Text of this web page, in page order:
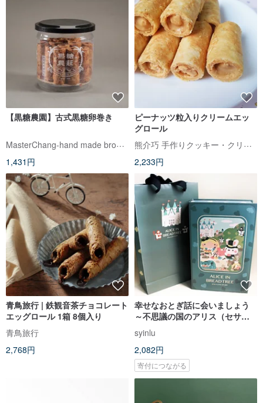
【黒糖農園】古式黒糖卵巻き
MasterChang-hand made brownsugar
1,431円
ピーナッツ粒入りクリームエッ
グロール
熊介巧 手作りクッキー・クリーム入りエッグロール｜台中土産
2,233円
青鳥旅行 | 鉄観音茶チョコレート
エッグロール 1箱 8個入り
青鳥旅行
2,768円
幸せなおとぎ話に会いましょう
～不思議の国のアリス（セサミ
／コーヒー）
syinlu
2,082円
寄付につながる